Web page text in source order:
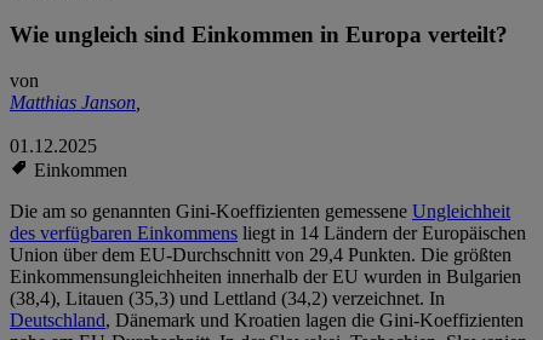
Wie ungleich sind Einkommen in Europa verteilt?
von
Matthias Janson,
01.12.2025
Einkommen
Die am so genannten Gini-Koeffizienten gemessene Ungleichheit
des verfügbaren Einkommens liegt in 14 Ländern der Europäischen
Union über dem EU-Durchschnitt von 29,4 Punkten. Die größten
Einkommensungleichheiten innerhalb der EU wurden in Bulgarien
(38,4), Litauen (35,3) und Lettland (34,2) verzeichnet. In
Deutschland, Dänemark und Kroatien lagen die Gini-Koeffizienten